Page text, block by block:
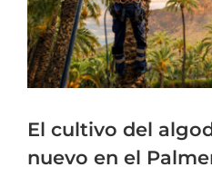
El cultivo del
nuevo en el